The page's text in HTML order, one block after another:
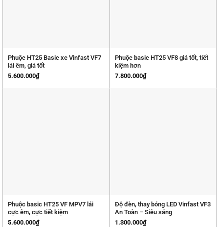
Phuộc HT25 Basic xe Vinfast VF7
lái êm, giá tốt
5.600.000₫
Phuộc basic HT25 VF8 giá tốt, tiết
kiệm hơn
7.800.000₫
Phuộc basic HT25 VF MPV7 lái
cực êm, cực tiết kiệm
5.600.000₫
Độ đèn, thay bóng LED Vinfast VF3
An Toàn – Siêu sáng
1.300.000₫